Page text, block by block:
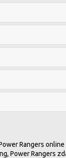
Rangers
Power Rangers